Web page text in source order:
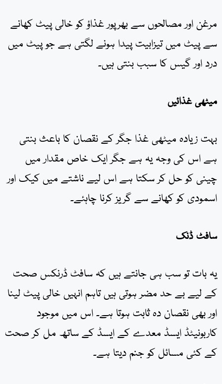
مرغن اور مصالحوں سے بھرپور غذاؤ کو خالی پیٹ کھانے
سے پیٹ میں تیزابیت پیدا ہونے لگتی ہے جو پیٹ میں
درد اور گیس کا سبب بنتی ہیں۔
میٹھی غذائیں
بہت زیادہ میٹھی غذا جگر کے نقصان کا باعث بنتی
ہے اس کی وجہ یہ ہے جگر ایک خاص مقدار میں
چینی کو حل کر سکتا ہے اس لیے ناشتے میں کیک اور
اسمودی کو کھانے سے گریز کرنا چاہئے۔
سافٹ ڈنک
یہ بات تو سب ہی جانتے ہیں کہ سافٹ ڈرنکس صحت
کے لیے بے حد مضر ہوتی ہیں تاہم انہیں خالی پیٹ لینا
اور بھی نقصان دہ ثابت ہوتا ہے۔ اس میں موجود
کاربونیٹڈ ایسڈ معدے کے ایسڈ کے ساتھ مل کر صحت
کے کئی مسائل کو جنم دیتا ہے۔